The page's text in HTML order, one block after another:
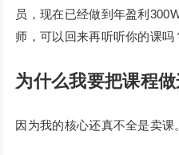
员，现在已经做到年盈利
师，可以回来再听听你的课吗
为什么我要把课程做
因为我的核心还真不全是卖课